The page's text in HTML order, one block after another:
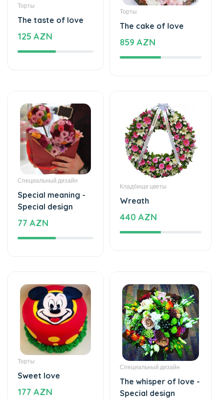
Торты
The taste of love
125 AZN
Торты
The cake of love
859 AZN
Специальный дизайн
Special meaning -
Special design
77 AZN
Кладбище цветы
Wreath
440 AZN
Торты
Sweet love
177 AZN
Специальный дизайн
The whisper of love -
Special design